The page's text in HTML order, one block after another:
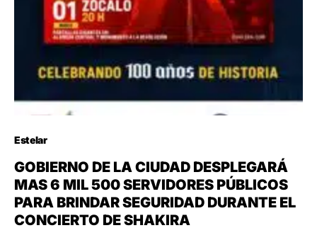
Estelar
GOBIERNO DE LA CIUDAD DESPLEGARÁ
MAS 6 MIL 500 SERVIDORES PÚBLICOS
PARA BRINDAR SEGURIDAD DURANTE EL
CONCIERTO DE SHAKIRA